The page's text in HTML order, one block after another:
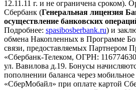
12.11.11 г. и не ограничена сроком).
Сбербанк (Генеральная лицензия
осуществление банковских
Подробнее: spasibosberbank.ru) и
обмена Накопленных в Программе
связи, предоставляемых
«Сбербанк-Телеком, ОГРН:
ул. Вавилова д.19. Бонусы
пополнении баланса через
«СберМобайл» при оплате картой